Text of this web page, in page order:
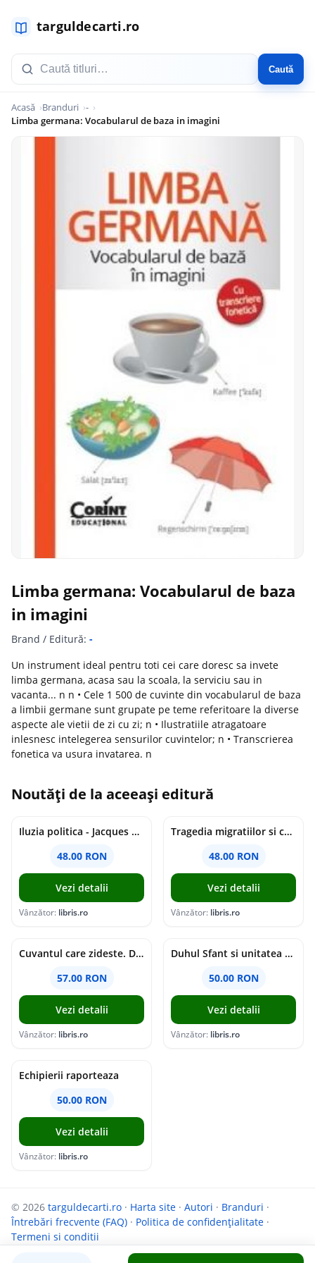
Caută
Acasă Branduri -
Limba germana: Vocabularul de baza in imagini
Limba germana: Vocabularul de baza
in imagini
Brand / Editură: -
Un instrument ideal pentru toti cei care doresc sa invete
limba germana, acasa sau la scoala, la serviciu sau in
vacanta... n n • Cele 1 500 de cuvinte din vocabularul de baza
a limbii germane sunt grupate pe teme referitoare la diverse
aspecte ale vietii de zi cu zi; n • Ilustratiile atragatoare
inlesnesc intelegerea sensurilor cuvintelor; n • Transcrierea
fonetica va usura invatarea. n
Noutăți de la aceeași editură
Iluzia politica - Jacques Ellul
48.00 RON
Vezi detalii
Vânzător: libris.ro
Tragedia migratiilor si caderea imperiilor. Sfantul Augustin si noi - Chantal Delsol
48.00 RON
Vezi detalii
Vânzător: libris.ro
Cuvantul care zideste. Dialoguri - Vartan Arachelian
57.00 RON
Vezi detalii
Vânzător: libris.ro
Duhul Sfant si unitatea Bisericii. Jurnal de Conciliu - Andre Scrima
50.00 RON
Vezi detalii
Vânzător: libris.ro
Echipierii raporteaza
50.00 RON
Vezi detalii
Vânzător: libris.ro
© 2026 targuldecarti.ro · Harta site · Autori · Branduri ·
Întrebări frecvente (FAQ) · Politica de confidențialitate ·
Termeni si conditii